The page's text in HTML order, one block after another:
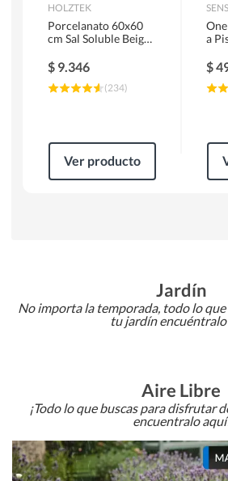
HOLZTEK
Porcelanato 60x60
cm Sal Soluble Beige
$ 9.346
(234)
Ver producto
a
$
Jardín
No importa la temporada, todo lo
tu jardín
Aire Libre
¡Todo lo que buscas para disfrutar
encuentralo